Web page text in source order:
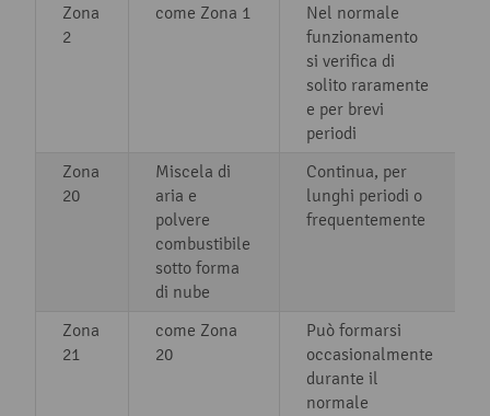
Zona
2
come Zona 1
Nel normale
funzionamento
si verifica di
solito raramente
e per brevi
periodi
Zona
20
Miscela di
aria e
polvere
combustibile
sotto forma
di nube
Continua, per
lunghi periodi o
frequentemente
Zona
21
come Zona
20
Può formarsi
occasionalmente
durante il
normale